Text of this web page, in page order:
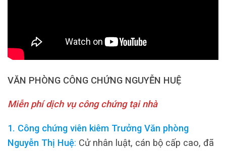
VĂN PHÒNG CÔNG CHỨNG NGUYỄN HUỆ
Miễn phí dịch vụ công chứng tại nhà
1. Công chứng viên kiêm Trưởng Văn phòng
Nguyễn Thị Huệ: Cử nhân luật, cán bộ cấp cao, đã